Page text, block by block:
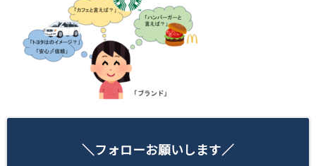
＼フォローお願いします／